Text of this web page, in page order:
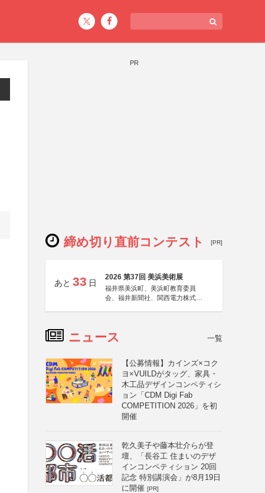
PR
締め切り直前コンテスト [PR]
あと 33 日
2026 第37回 美浜美術展
福井県美浜町、美浜町教育委員
会、福井新聞社、関西電力株式会
ニュース 一覧
【公募情報】カインズ×コク
ヨ×VUILDがタッグ、家具・
木工品デザインコンペティシ
ョン「CDM Digi Fab
COMPETITION 2026」を初
開催
乾久美子や藤本壮介らが登
壇、「長谷工 住まいのデザ
インコンペティション 20回
記念 特別講演会」が8月19日
に開催 [PR]